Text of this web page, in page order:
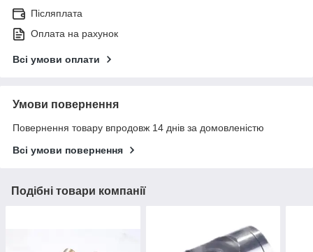
Післяплата
Оплата на рахунок
Всі умови оплати
Умови повернення
Повернення товару впродовж 14 днів за домовленістю
Всі умови повернення
Подібні товари компанії